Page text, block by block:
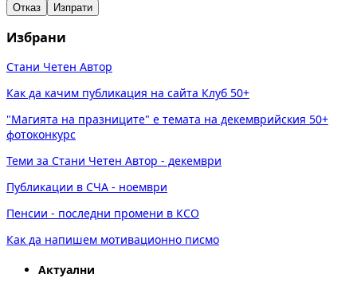
Отказ Изпрати
Избрани
Стани Четен Автор
Как да качим публикация на сайта Клуб 50+
"Магията на празниците" е темата на декемврийския 50+
фотоконкурс
Теми за Стани Четен Автор - декември
Публикации в СЧА - ноември
Пенсии - последни промени в КСО
Как да напишем мотивационно писмо
Актуални